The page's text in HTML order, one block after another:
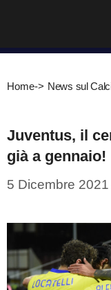
contenuto
Home-> News sul
Juventus, il
già a gennaio!
5 Dicembre 2021